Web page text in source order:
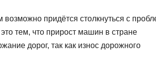
возможно придётся столкнуться с
тем, что прирост машин в стране
дорог, так как износ дорожного